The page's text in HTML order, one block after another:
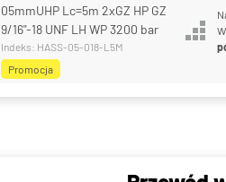
05mmUHP Lc=5m 2xGZ HP GZ
9/16"-18 UNF LH WP 3200 bar
Indeks: HASS-05-018-L5M
Promocja